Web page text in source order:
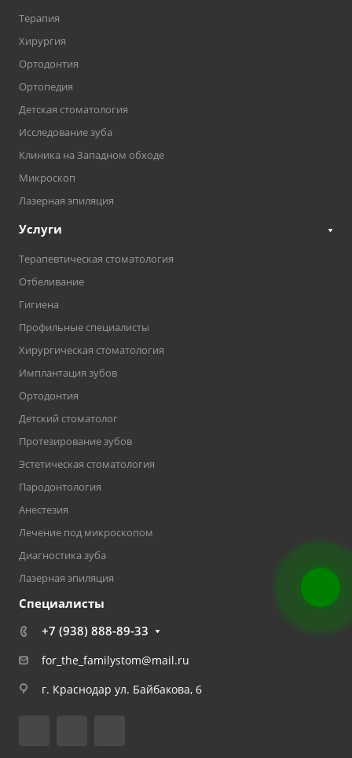
Терапия
Хирургия
Ортодонтия
Ортопедия
Детская стоматология
Исследование зуба
Клиника на Западном обходе
Микроскоп
Лазерная эпиляция
Услуги
Терапевтическая стоматология
Отбеливание
Гигиена
Профильные специалисты
Хирургическая стоматология
Имплантация зубов
Ортодонтия
Детский стоматолог
Протезирование зубов
Эстетическая стоматология
Пародонтология
Анестезия
Лечение под микроскопом
Диагностика зуба
Лазерная эпиляция
Специалисты
+7 (938) 888-89-33
for_the_familystom@mail.ru
г. Краснодар ул. Байбакова, 6